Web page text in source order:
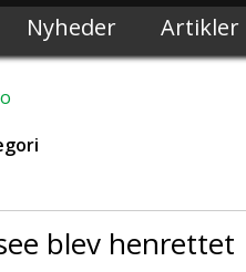
Nyheder Artikler
blev henrettet